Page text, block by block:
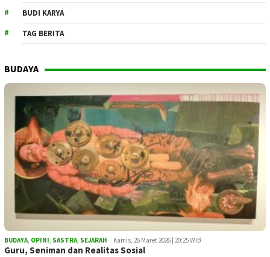
BUDI KARYA
TAG BERITA
BUDAYA
BUDAYA, OPINI, SASTRA, SEJARAH Kamis, 26 Maret 2026 | 20:25 WIB
Guru, Seniman dan Realitas Sosial